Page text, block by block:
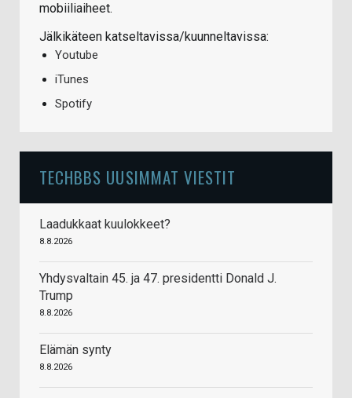
mobiiliaiheet.
Jälkikäteen katseltavissa/kuunneltavissa:
Youtube
iTunes
Spotify
TECHBBS UUSIMMAT VIESTIT
Laadukkaat kuulokkeet?
8.8.2026
Yhdysvaltain 45. ja 47. presidentti Donald J.
Trump
8.8.2026
Elämän synty
8.8.2026